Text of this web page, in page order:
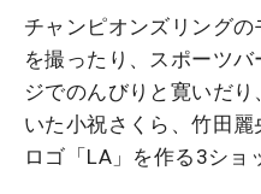
チャンピオンズリング
を撮ったり、スポーツ
ジでのんびりと寛いだ
いた小祝さくら、竹田
ロゴ「LA」を作る3ショ